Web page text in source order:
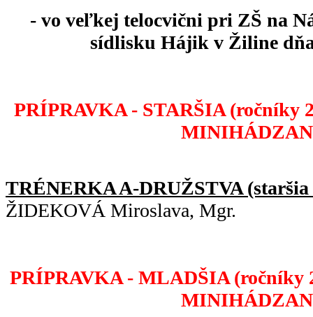
- vo veľkej telocvični pri ZŠ na
sídlisku Hájik v Žiline dňa
PRÍPRAVKA - STARŠIA (ročníky
TRÉNERKA A-DRUŽSTVA
ŽIDEKOVÁ Miroslava, Mgr.
PRÍPRAVKA - MLADŠIA (ročníky